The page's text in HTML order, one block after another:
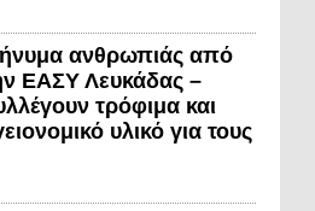
ανθρωπιάς από
ΕΑΣΥ Λευκάδας –
τρόφιμα και
υλικό για τους